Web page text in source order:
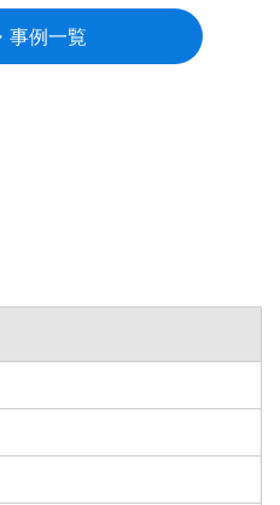
事例一覧